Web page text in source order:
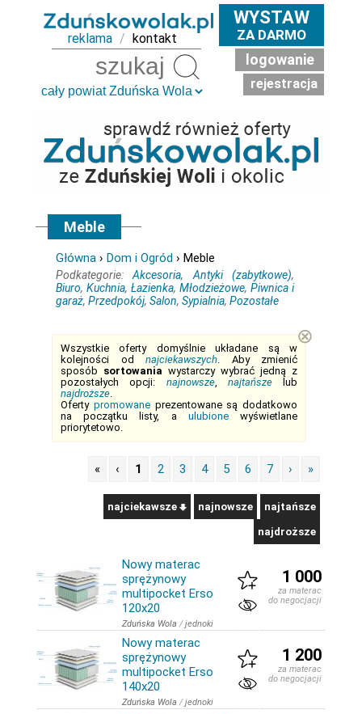
reklama / kontakt
WYSTAW
ZA DARMO
logowanie
rejestracja
Meble
Główna › Dom i Ogród › Meble
Podkategorie:Akcesoria, Antyki (zabytkowe),
Biuro, Kuchnia, Łazienka, Młodzieżowe, Piwnica i
garaż, Przedpokój, Salon, Sypialnia, Pozostałe
Wszystkie oferty domyślnie układane są w
kolejności od najciekawszych. Aby zmienić
sposób sortowania wystarczy wybrać jedną z
pozostałych opcji: najnowsze, najtańszelub
najdroższe.
Oferty promowaneprezentowane są dodatkowo
na początku listy, a ulubionewyświetlane
priorytetowo.
⊗
« ‹ 1 2 3 4 5 6 7 › »
najciekawsze najnowsze najtańsze
najdroższe
Nowy materac
sprężynowy
multipocket Erso
120x20
Zduńska Wola /jednoki
1 000
za materac
do negocjacji
Nowy materac
sprężynowy
multipocket Erso
140x20
Zduńska Wola /jednoki
1 200
za materac
do negocjacji